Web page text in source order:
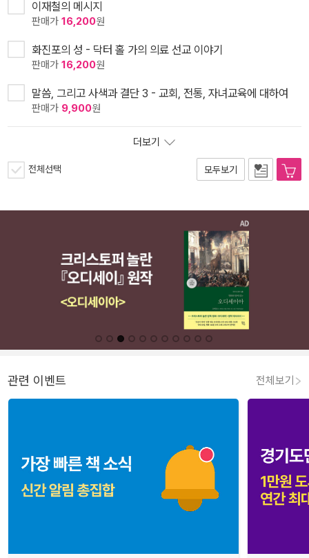
이재철의 메시지
판매가 16,200원
화진포의 성 - 닥터 홀 가의 의료 선교 이야기
판매가 16,200원
말씀, 그리고 사색과 결단 3 - 교회, 전통, 자녀교육에 대하여
판매가 9,900원
더보기
전체선택 모두보기
관련 이벤트 전체보기